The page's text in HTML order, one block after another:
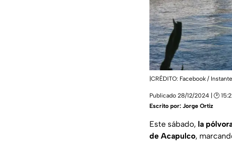
|CRÉDITO: Facebook /
Publicado 28/12/2024 | 🕑
Escrito por: Jorge Ortiz
Este sábado, la
de Acapulco,